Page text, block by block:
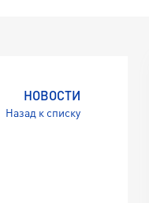
НОВОСТИ
Назад к списку